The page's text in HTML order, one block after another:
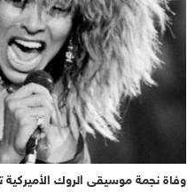
وفاة نجمة موسيقى الروك الأميركية